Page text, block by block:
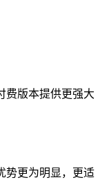
费版本提供更强大
势更为明显，更适